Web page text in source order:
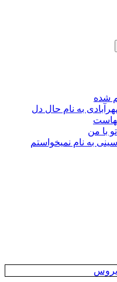
شده
به نام حال دل
با من
به نام نمیخواستم